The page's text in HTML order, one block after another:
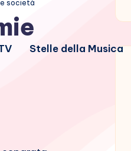
società
Stelle della Musica